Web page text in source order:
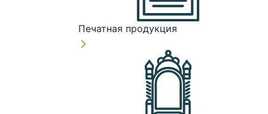
Печатная продукция